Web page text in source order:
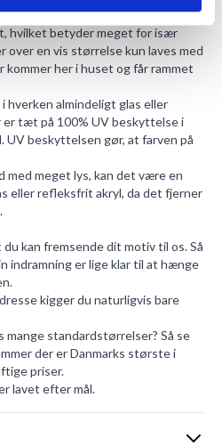
det ikke går så let i stykker og at
hvilket betyder meget for især
over en vis størrelse kun laves med
kommer her i huset og får rammet
hverken almindeligt glas eller
tæt på 100% UV beskyttelse i
UV beskyttelsen gør, at farven på
med meget lys, kan det være en
eller refleksfrit akryl, da det fjerner
kan fremsende dit motiv til os. Så
indramning er lige klar til at hænge
kigger du naturligvis bare
standardstørrelser? Så se
der er Danmarks største i
priser.
lavet efter mål.